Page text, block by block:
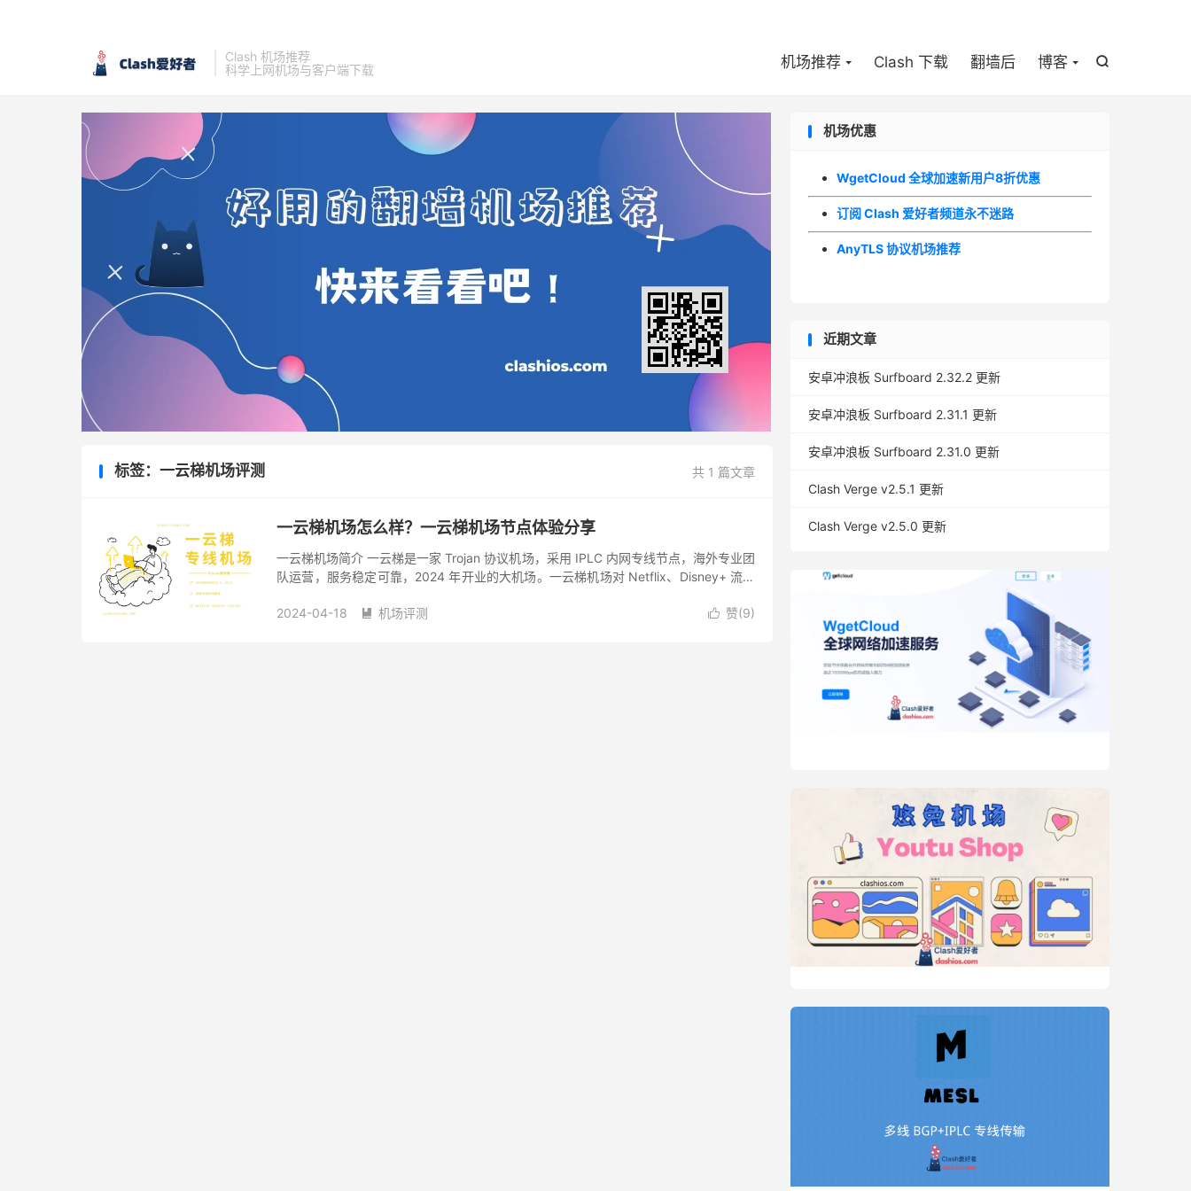
Clash 机场推荐
科学上网机场与客户端下载

机场推荐 Clash 下载 翻墙后 博客
共 1 篇文章
标签：一云梯机场评测
一云梯机场怎么样？一云梯机场节点体验分享
一云梯机场简介 一云梯是一家 Trojan 协议机场，采用 IPLC 内网专线节点，海外专业团
队运营，服务稳定可靠，2024 年开业的大机场。一云梯机场对 Netflix、Disney+ 流媒
 赞(9)
2024-04-18  机场评测
机场优惠
WgetCloud 全球加速新用户8折优惠
订阅 Clash 爱好者频道永不迷路
AnyTLS 协议机场推荐
近期文章
安卓冲浪板 Surfboard 2.32.2 更新
安卓冲浪板 Surfboard 2.31.1 更新
安卓冲浪板 Surfboard 2.31.0 更新
Clash Verge v2.5.1 更新
Clash Verge v2.5.0 更新